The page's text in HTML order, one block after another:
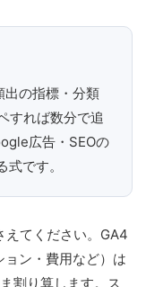
出の指標・分類
すれば数分で追
広告・SEOの
です。
えてください。GA4
ン・費用など）は
割り算します。ス